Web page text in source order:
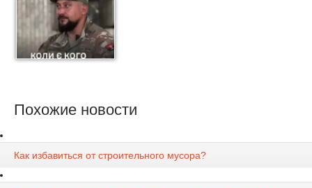
Похожие новости
Как избавиться от строительного мусора?